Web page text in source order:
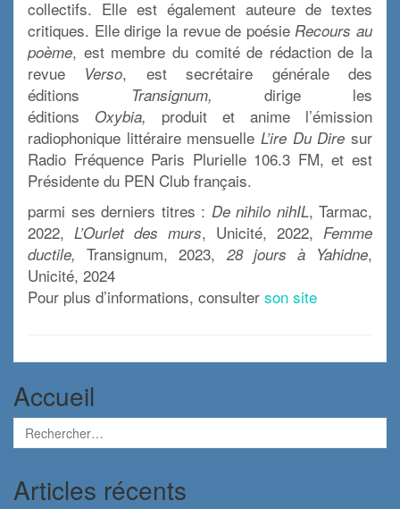
collectifs. Elle est également auteure de textes
critiques. Elle dirige la revue de poésieRecours au
poème, est membre du comité de rédaction de la
revue Verso, est secrétaire générale des
éditions
Transignum,
dirige les
éditions Oxybia,
produit et anime l’émission
radiophonique littéraire mensuelle L’ire Du Dire sur
Radio Fréquence Paris Plurielle 106.3 FM, et est
Présidente du PEN Club français.
parmi ses derniers titres : De nihilo nihIL, Tarmac,
2022, L’Ourlet des murs, Unicité, 2022, Femme
ductile, Transignum, 2023, 28 jours à Yahidne,
Unicité, 2024
Pour plus d’informations, consulter son site
Accueil
Articles récents